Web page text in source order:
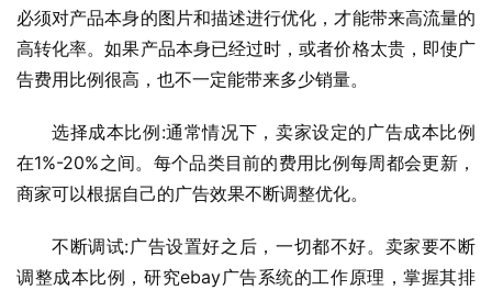
必须对产品本身的图片和描述进行优化，才能带来高流量的
高转化率。如果产品本身已经过时，或者价格太贵，即使广
告费用比例很高，也不一定能带来多少销量。
选择成本比例:通常情况下，卖家设定的广告成本比例
在1%-20%之间。每个品类目前的费用比例每周都会更新，
商家可以根据自己的广告效果不断调整优化。
不断调试:广告设置好之后，一切都不好。卖家要不断
调整成本比例，研究ebay广告系统的工作原理，掌握其排